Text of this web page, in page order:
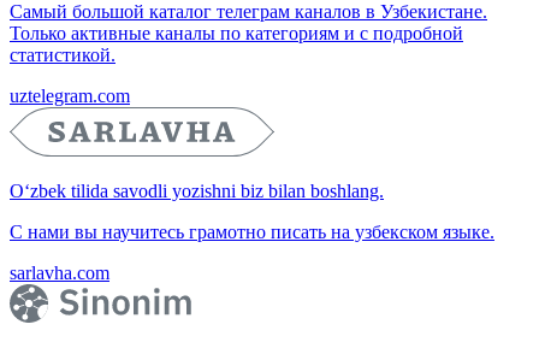
Самый большой каталог телеграм каналов в Узбекистане.
Только активные каналы по категориям и с подробной
статистикой.
uztelegram.com
O‘zbek tilida savodli yozishni biz bilan boshlang.
С нами вы научитесь грамотно писать на узбекском языке.
sarlavha.com